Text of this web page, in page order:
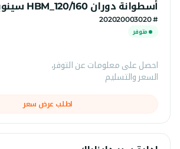
أسطوانة دوران HBM_120/160 سينوبوم (3020)
# 202020003020
متوفر
احصل على معلومات عن التوفر،
السعر والتسليم
اطلب عرض سعر